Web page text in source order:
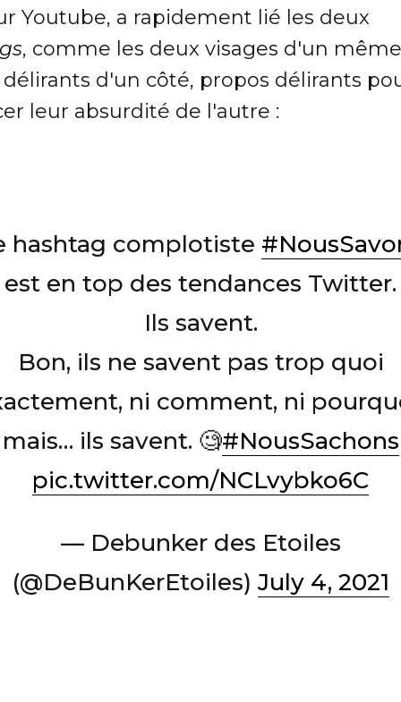
Youtube, a rapidement lié les deux
, comme les deux visages d'un
d'un côté, propos délirants
leur absurdité de l'autre :
hashtag complotiste
est en top des tendances Twitter.
Ils savent.
Bon, ils ne savent pas trop quoi
ni comment, ni
mais… ils savent. 🧐#NousSachons
pic.twitter.com/NCLvybko6C
— Debunker des Etoiles
(@DeBunKerEtoiles)July 4, 2021